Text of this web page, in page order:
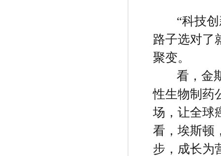
“科技
路子选对了
聚变。
看，金
性生物制药
场，让全球
看，埃斯顿
步，成长为